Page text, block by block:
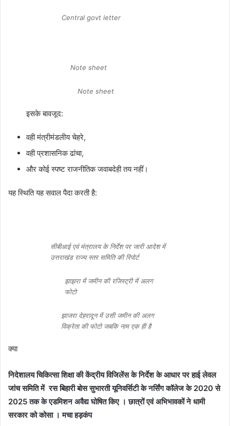
Central govt letter
Note sheet
Note sheet
इसके बावजूद:
वही मंत्रीमंडलीय चेहरे,
वही प्रशासनिक ढांचा,
और कोई स्पष्ट राजनीतिक जवाबदेही तय नहीं।
यह स्थिति यह सवाल पैदा करती है:
सीबीआई एवं मंत्रालय के निर्देश पर जारी आदेश में
उत्तराखंड राज्य स्तर समिति की रिपोर्ट
झाझरा में जमीन की रजिस्ट्री में अलग
फोटो
झाजरा देहरादून में उसी जमीन की अलग
विक्रेता की फोटो जबकि नाम एक ही है
क्या
निदेशालय चिकित्सा शिक्षा की केंद्रीय विजिलेंस के निर्देश के आधार पर हाई लेवल
जांच समिति में रस बिहारी बोस सुभारती यूनिवर्सिटी के नर्सिंग कॉलेज के 2020 से
2025 तक के एडमिशन अवैद्य घोषित किए । छात्रों एवं अभिभावकों ने धामी
सरकार को कोसा । मचा हड़कंप